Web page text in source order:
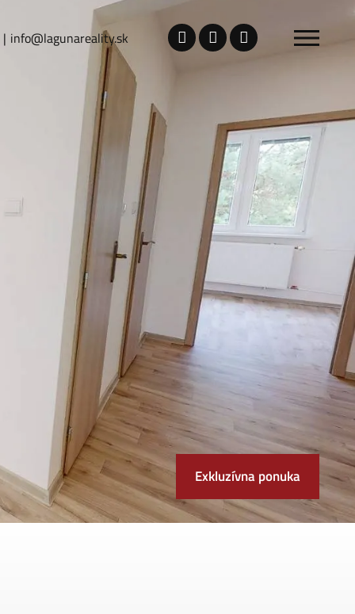
info@lagunareality.sk
Exkluzívna ponuka